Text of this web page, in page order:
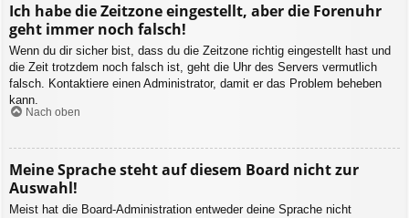
Ich habe die Zeitzone eingestellt, aber die Forenuhr
geht immer noch falsch!
Wenn du dir sicher bist, dass du die Zeitzone richtig eingestellt hast und
die Zeit trotzdem noch falsch ist, geht die Uhr des Servers vermutlich
falsch. Kontaktiere einen Administrator, damit er das Problem beheben
kann.
Nach oben
Meine Sprache steht auf diesem Board nicht zur
Auswahl!
Meist hat die Board-Administration entweder deine Sprache nicht